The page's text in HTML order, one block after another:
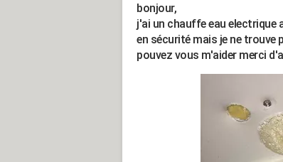
bonjour,
j'ai un chauffe eau
en sécurité mais je ne trouve
pouvez vous m'aider merci